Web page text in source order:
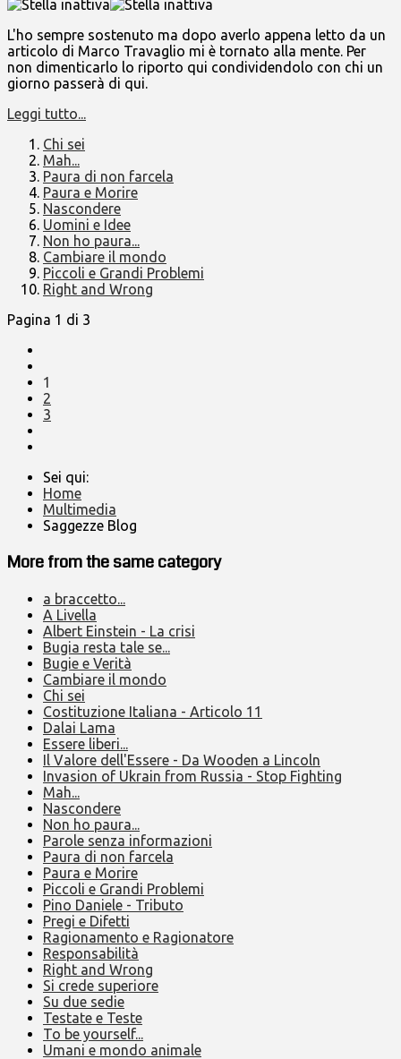
L'ho sempre sostenuto ma dopo averlo appena letto da un
articolo di Marco Travaglio mi è tornato alla mente. Per
non dimenticarlo lo riporto qui condividendolo con chi un
giorno passerà di qui.
Leggi tutto...
Chi sei
Mah...
Paura di non farcela
Paura e Morire
Nascondere
Uomini e Idee
Non ho paura...
Cambiare il mondo
Piccoli e Grandi Problemi
Right and Wrong
Pagina 1 di 3
1
2
3
Sei qui:
Home
Multimedia
Saggezze Blog
More from the same category
a braccetto...
A Livella
Albert Einstein - La crisi
Bugia resta tale se...
Bugie e Verità
Cambiare il mondo
Chi sei
Costituzione Italiana - Articolo 11
Dalai Lama
Essere liberi...
Il Valore dell'Essere - Da Wooden a Lincoln
Invasion of Ukrain from Russia - Stop Fighting
Mah...
Nascondere
Non ho paura...
Parole senza informazioni
Paura di non farcela
Paura e Morire
Piccoli e Grandi Problemi
Pino Daniele - Tributo
Pregi e Difetti
Ragionamento e Ragionatore
Responsabilità
Right and Wrong
Si crede superiore
Su due sedie
Testate e Teste
To be yourself...
Umani e mondo animale